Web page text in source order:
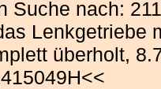
Suche nach:
Lenkgetriebe
überholt,